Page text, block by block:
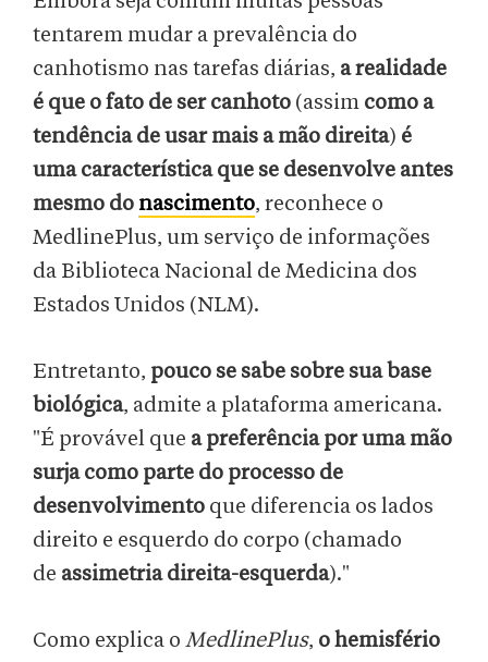
tentarem mudar a prevalência do
canhotismo nas tarefas diárias, a realidade
é que o fato de ser canhoto (assim como a
tendência de usar mais a mão direita) é
uma característica que se desenvolve antes
mesmo do nascimento, reconhece o
MedlinePlus, um serviço de informações
da Biblioteca Nacional de Medicina dos
Estados Unidos (NLM).
Entretanto, pouco se sabe sobre sua base
biológica, admite a plataforma americana.
"É provável que a preferência por uma mão
surja como parte do processo de
desenvolvimento que diferencia os lados
direito e esquerdo do corpo (chamado
de assimetria direita-esquerda)."
Como explica o MedlinePlus, o hemisfério